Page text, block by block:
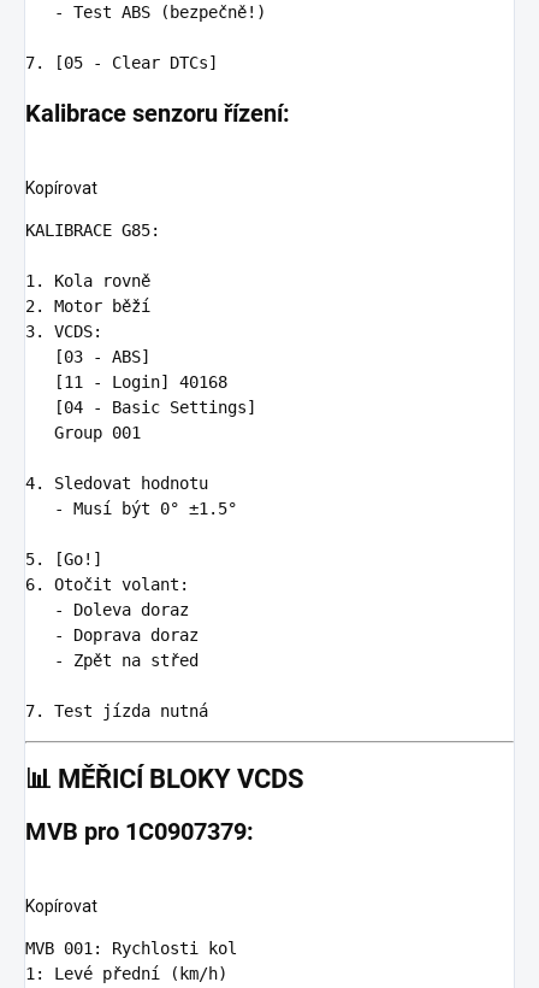
   -
Test ABS (bezpečně!)
7.
Kalibrace senzoru řízení:
Kopírovat
KALIBRACE G85:
1.
2.
3.
VCDS:
   [03 - ABS]
   [11 - Login] 40168
   [04 - Basic Settings]
   Group 001
4.
   -
Musí být 0° ±1.5°
5.
6.
   -
   -
   -
Zpět na střed
7.
📊 MĚŘICÍ BLOKY VCDS
MVB pro 1C0907379:
Kopírovat
MVB 001 :
Rychlosti kol
1 :
Levé přední (km/h)